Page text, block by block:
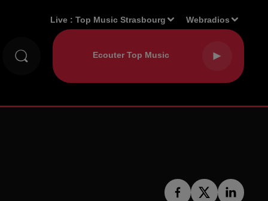
Live :Top Music Strasbourg Webradios